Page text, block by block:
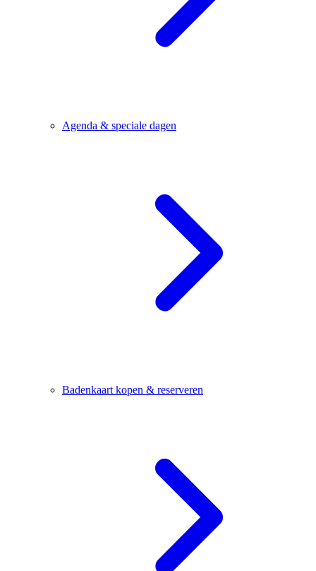
Agenda & speciale dagen
Badenkaart kopen & reserveren